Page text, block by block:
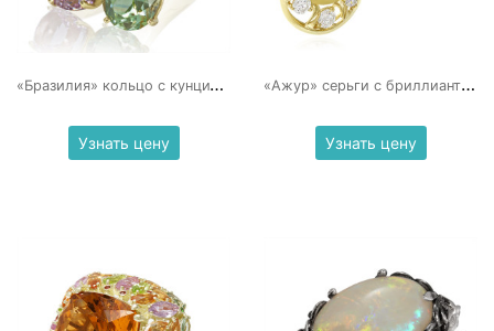
«
Бразилия» кольцо с кунцитом,бериллом,аквамарином
Узнать цену
«
Ажур» серьги с бриллиантами
Узнать цену